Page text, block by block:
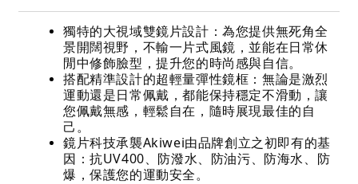
獨特的大視域雙鏡片設計：為您提供無死角全
景開闊視野，不輸一片式風鏡，並能在日常休
閒中修飾臉型，提升您的時尚感與自信。
搭配精準設計的超輕量彈性鏡框：無論是激烈
運動還是日常佩戴，都能保持穩定不滑動，讓
您佩戴無感，輕鬆自在，隨時展現最佳的自
己。
鏡片科技承襲Akiwei由品牌創立之初即有的基
因：抗UV400、防潑水、防油污、防海水、防
爆，保護您的運動安全。